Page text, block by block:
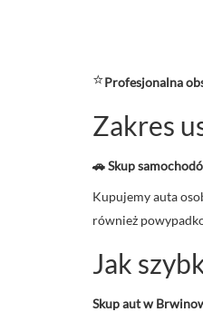
⭐Profesjonalna
Zakres
🚗 Skup
Kupujemy auta
również
Jak
Skup aut w